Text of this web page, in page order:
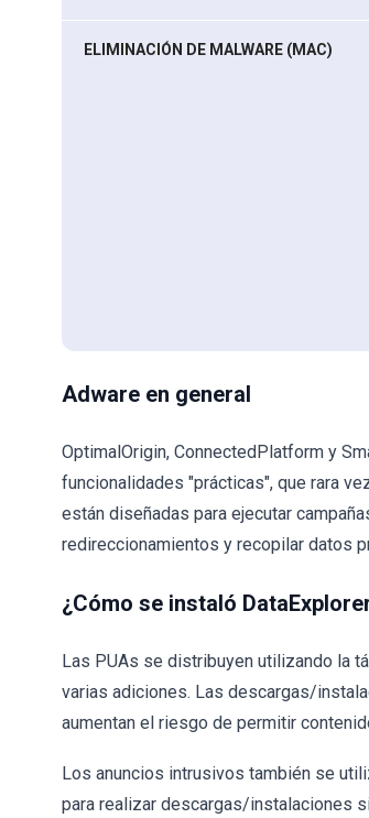
ELIMINACIÓN DE MALWARE (MAC)
Adware en general
OptimalOrigin, ConnectedPlatform y
funcionalidades "prácticas", que rara
están diseñadas para ejecutar
redireccionamientos y recopilar datos
¿Cómo se instaló
Las PUAs se distribuyen utilizando la
varias adiciones. Las descargas/
aumentan el riesgo de permitir
Los anuncios intrusivos también se
para realizar descargas/instalaciones